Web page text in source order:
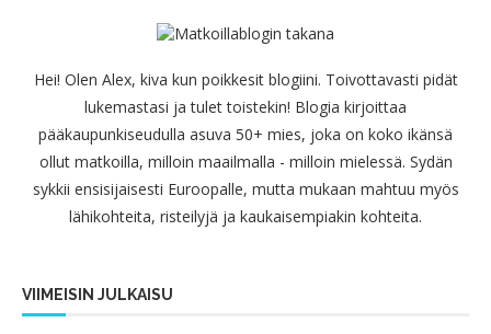
Hei! Olen Alex, kiva kun poikkesit blogiini. Toivottavasti pidät
lukemastasi ja tulet toistekin! Blogia kirjoittaa
pääkaupunkiseudulla asuva 50+ mies, joka on koko ikänsä
ollut matkoilla, milloin maailmalla - milloin mielessä. Sydän
sykkii ensisijaisesti Euroopalle, mutta mukaan mahtuu myös
lähikohteita, risteilyjä ja kaukaisempiakin kohteita.
VIIMEISIN JULKAISU